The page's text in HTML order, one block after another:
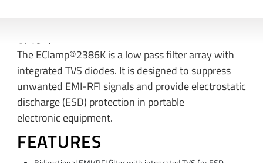
The EClamp®2386K is a low pass filter array with
integrated TVS diodes. It is designed to suppress
unwanted EMI-RFI signals and provide electrostatic
discharge (ESD) protection in portable
electronic equipment.
FEATURES